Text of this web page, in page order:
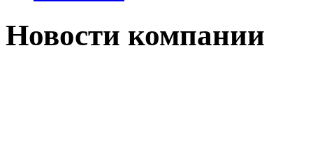
Новости компании